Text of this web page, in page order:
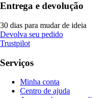
Entrega e devolução
30 dias para mudar de ideia
Devolva seu pedido
Trustpilot
Serviços
Minha conta
Centro de ajuda